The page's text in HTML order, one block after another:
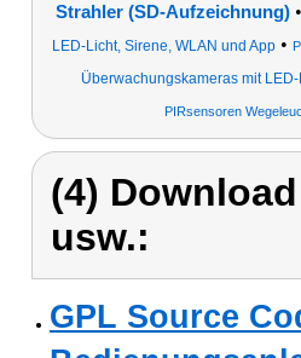
Strahler (SD-Aufzeichnung)
LED-Licht, Sirene, WLAN und App•
Überwachungskameras mit
PIRsensoren
(4)
usw.:
GPL Source